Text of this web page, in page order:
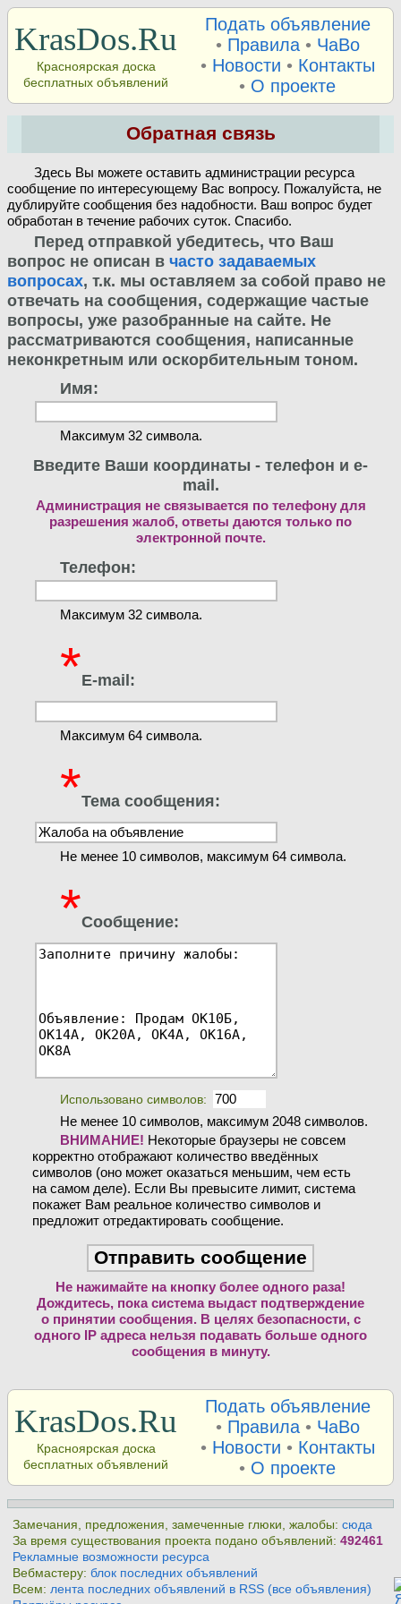
KrasDos.Ru
Красноярская доска
бесплатных объявлений
Подать объявление
• Правила• ЧаВо
• Новости • Контакты
• О проекте
Обратная связь
Здесь Вы можете оставить администрации ресурса
сообщение по интересующему Вас вопросу. Пожалуйста, не
дублируйте сообщения без надобности. Ваш вопрос будет
обработан в течение рабочих суток. Спасибо.
Перед отправкой убедитесь, что Ваш
вопрос не описан в часто задаваемых
вопросах, т.к. мы оставляем за собой право не
отвечать на сообщения, содержащие частые
вопросы, уже разобранные на сайте. Не
рассматриваются сообщения, написанные
неконкретным или оскорбительным тоном.
Имя:
Максимум 32 символа.
Введите Ваши координаты - телефон и e-
mail.
Администрация не связывается по телефону для
разрешения жалоб, ответы даются только по
электронной почте.
Телефон:
Максимум 32 символа.
*E-mail:
Максимум 64 символа.
*Тема сообщения:
Не менее 10 символов, максимум 64 символа.
*Сообщение:
Использовано символов:
Не менее 10 символов, максимум 2048 символов.
ВНИМАНИЕ! Некоторые браузеры не совсем
корректно отображают количество введённых
символов (оно может оказаться меньшим, чем есть
на самом деле). Если Вы превысите лимит, система
покажет Вам реальное количество символов и
предложит отредактировать сообщение.
Не нажимайте на кнопку более одного раза!
Дождитесь, пока система выдаст подтверждение
о принятии сообщения. В целях безопасности, с
одного IP адреса нельзя подавать больше одного
сообщения в минуту.
KrasDos.Ru
Красноярская доска
бесплатных объявлений
Подать объявление
• Правила• ЧаВо
• Новости • Контакты
• О проекте
Замечания, предложения, замеченные глюки, жалобы:сюда
За время существования проекта подано объявлений:492461
Рекламные возможности ресурса
Вебмастеру:блок последних объявлений
Всем:лента последних объявлений в RSS (все объявления)